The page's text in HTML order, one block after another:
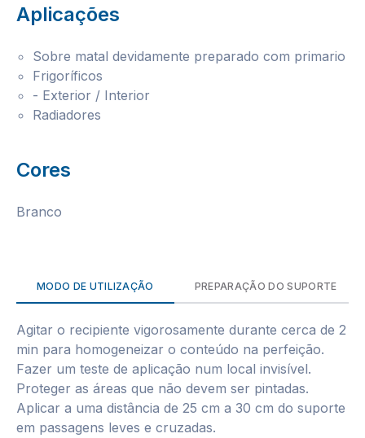
Aplicações
Sobre matal devidamente preparado com primario
Frigoríficos
- Exterior / Interior
Radiadores
Cores
Branco
MODO DE UTILIZAÇÃO PREPARAÇÃO DO SUPORTE
Agitar o recipiente vigorosamente durante cerca de 2
min para homogeneizar o conteúdo na perfeição.
Fazer um teste de aplicação num local invisível.
Proteger as áreas que não devem ser pintadas.
Aplicar a uma distância de 25 cm a 30 cm do suporte
em passagens leves e cruzadas.